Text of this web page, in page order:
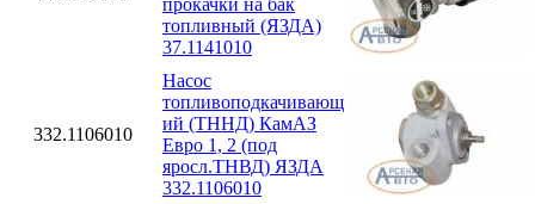
топливный (ЯЗДА)
37.1141010
332.1106010
Насос
топливоподкачивающ
ий (ТННД) КамАЗ
Евро 1, 2 (под
яросл.ТНВД) ЯЗДА
332.1106010